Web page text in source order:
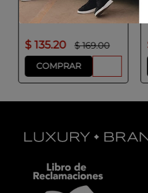
Colores
Natural
$ 135.20 $ 169. 00